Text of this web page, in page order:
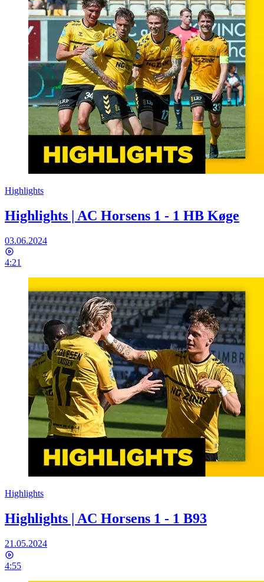
Highlights
Highlights | AC Horsens 1 - 1 HB Køge
03.06.2024
4:21
Highlights
Highlights | AC Horsens 1 - 1 B93
21.05.2024
4:55